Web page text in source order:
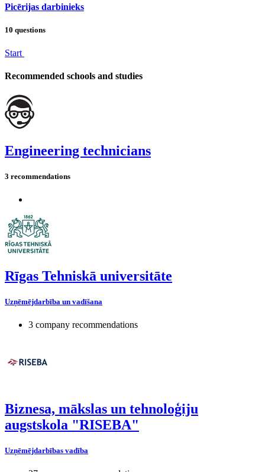
Picērijas darbinieks
10 questions
Start
Recommended schools and studies
Engineering technicians
3 recommendations
Rīgas Tehniskā universitāte
Uzņēmējdarbība un vadīšana
3 company recommendations
Biznesa, mākslas un tehnoloģiju
augstskola "RISEBA"
Uzņēmējdarbības vadība